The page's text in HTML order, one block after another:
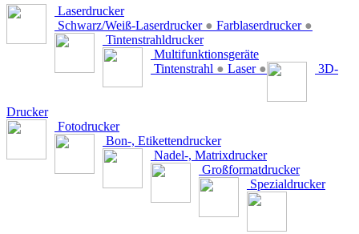
Laserdrucker
Schwarz/Weiß-Laserdrucker ● Farblaserdrucker ●
Tintenstrahldrucker
Multifunktionsgeräte
Tintenstrahl ● Laser ● 3D-
Drucker
Fotodrucker
Bon-, Etikettendrucker
Nadel-, Matrixdrucker
Großformatdrucker
Spezialdrucker